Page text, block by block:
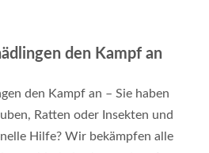
den Kampf an
den Kampf an – Sie haben
Ratten oder Insekten und
Hilfe? Wir bekämpfen alle